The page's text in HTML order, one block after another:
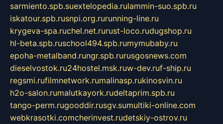
sarmiento.spb.suextelopedia.rulammin-suo.spb.ru
iskatour.spb.rusnpi.org.rurunning-line.ru
krygeva-spa.ruchel.net.rurust-loco.rudugshop.ru
hl-beta.spb.ruschool494.spb.rumymubaby.ru
epoha-metalband.rungr.spb.rurusgosnews.com
dieselvostok.ru24hostel.msk.ruw-dev.ruf-ship.ru
regsmi.rufilmnetwork.rumalinasp.rukinosvin.ru
h2o-salon.rumalutkayork.rudeltaprim.spb.ru
tango-perm.rugooddir.rusgv.sumultiki-online.com
webkrasotki.comcherinvest.rudetskiy-ostrov.ru